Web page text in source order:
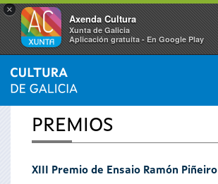
×
Axenda Cultura
Xunta de Galicia
Aplicación gratuíta - En Google Play
Vostede
está
aquí
INICIO
PREMIOS
XIII Premio de Ensaio Ramón Piñeiro